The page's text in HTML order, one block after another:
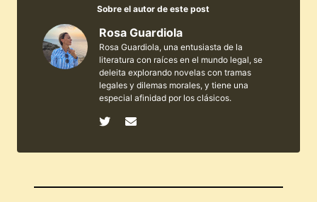
Sobre el autor de este post
Rosa Guardiola
Rosa Guardiola, una entusiasta de la
literatura con raíces en el mundo legal, se
deleita explorando novelas con tramas
legales y dilemas morales, y tiene una
especial afinidad por los clásicos.